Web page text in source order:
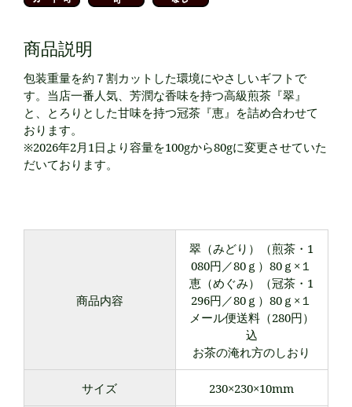
商品説明
包装重量を約７割カットした環境にやさしいギフトで
す。当店一番人気、芳潤な香味を持つ高級煎茶『翠』
と、とろりとした甘味を持つ冠茶『恵』を詰め合わせて
おります。
※2026年2月1日より容量を100gから80gに変更させていた
だいております。
商品内容
翠（みどり）（煎茶・1
080円／80ｇ）80ｇ×１
恵（めぐみ）（冠茶・1
296円／80ｇ）80ｇ×１
メール便送料（280円）
込
お茶の淹れ方のしおり
サイズ 230×230×10mm